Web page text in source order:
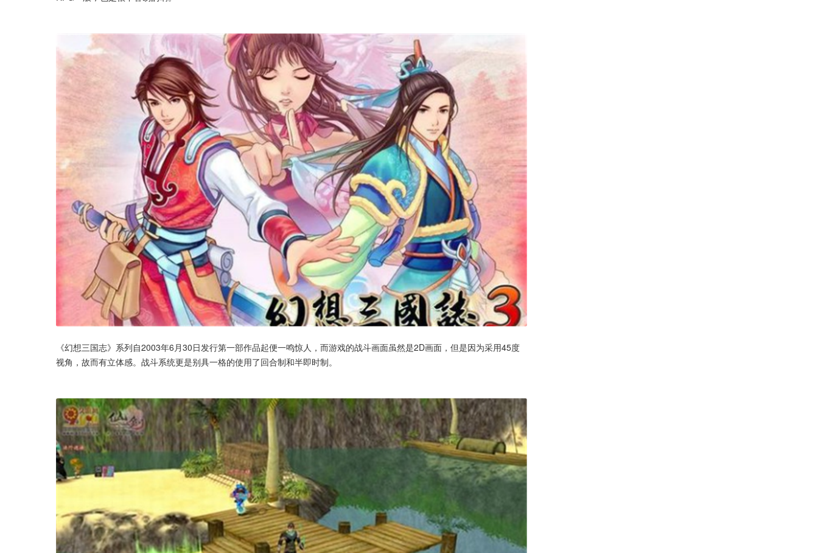
《幻想三国志》系列自2003年6月30日发行第一部作品起便一鸣惊人，而游戏的战斗画面虽然是2D画面，但是因为采用45度
视角，故而有立体感。战斗系统更是别具一格的使用了回合制和半即时制。